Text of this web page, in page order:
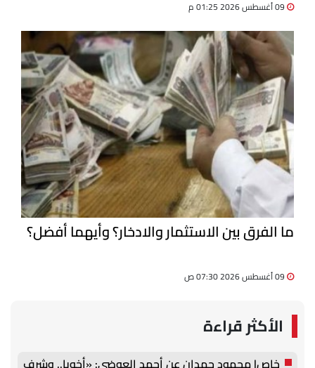
ما الفرق بين الاستثمار والادخار؟ وأيهما أفضل؟
الأكثر قراءة
خاص| محمود حمدان عن أحمد العوضي: «أخويا.. وشرف